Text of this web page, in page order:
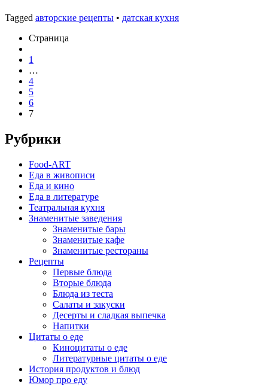
Tagged авторские рецепты • датская кухня
Страница
1
…
4
5
6
7
Рубрики
Food-ART
Еда в живописи
Еда и кино
Еда в литературе
Театральная кухня
Знаменитые заведения
Знаменитые бары
Знаменитые кафе
Знаменитые рестораны
Рецепты
Первые блюда
Вторые блюда
Блюда из теста
Салаты и закуски
Десерты и сладкая выпечка
Напитки
Цитаты о еде
Киноцитаты о еде
Литературные цитаты o еде
История продуктов и блюд
Юмор про еду